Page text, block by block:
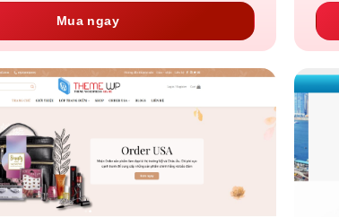
Mua ngay
là:
tại